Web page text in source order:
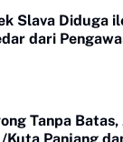
Slava Diduga
dari
Tanpa